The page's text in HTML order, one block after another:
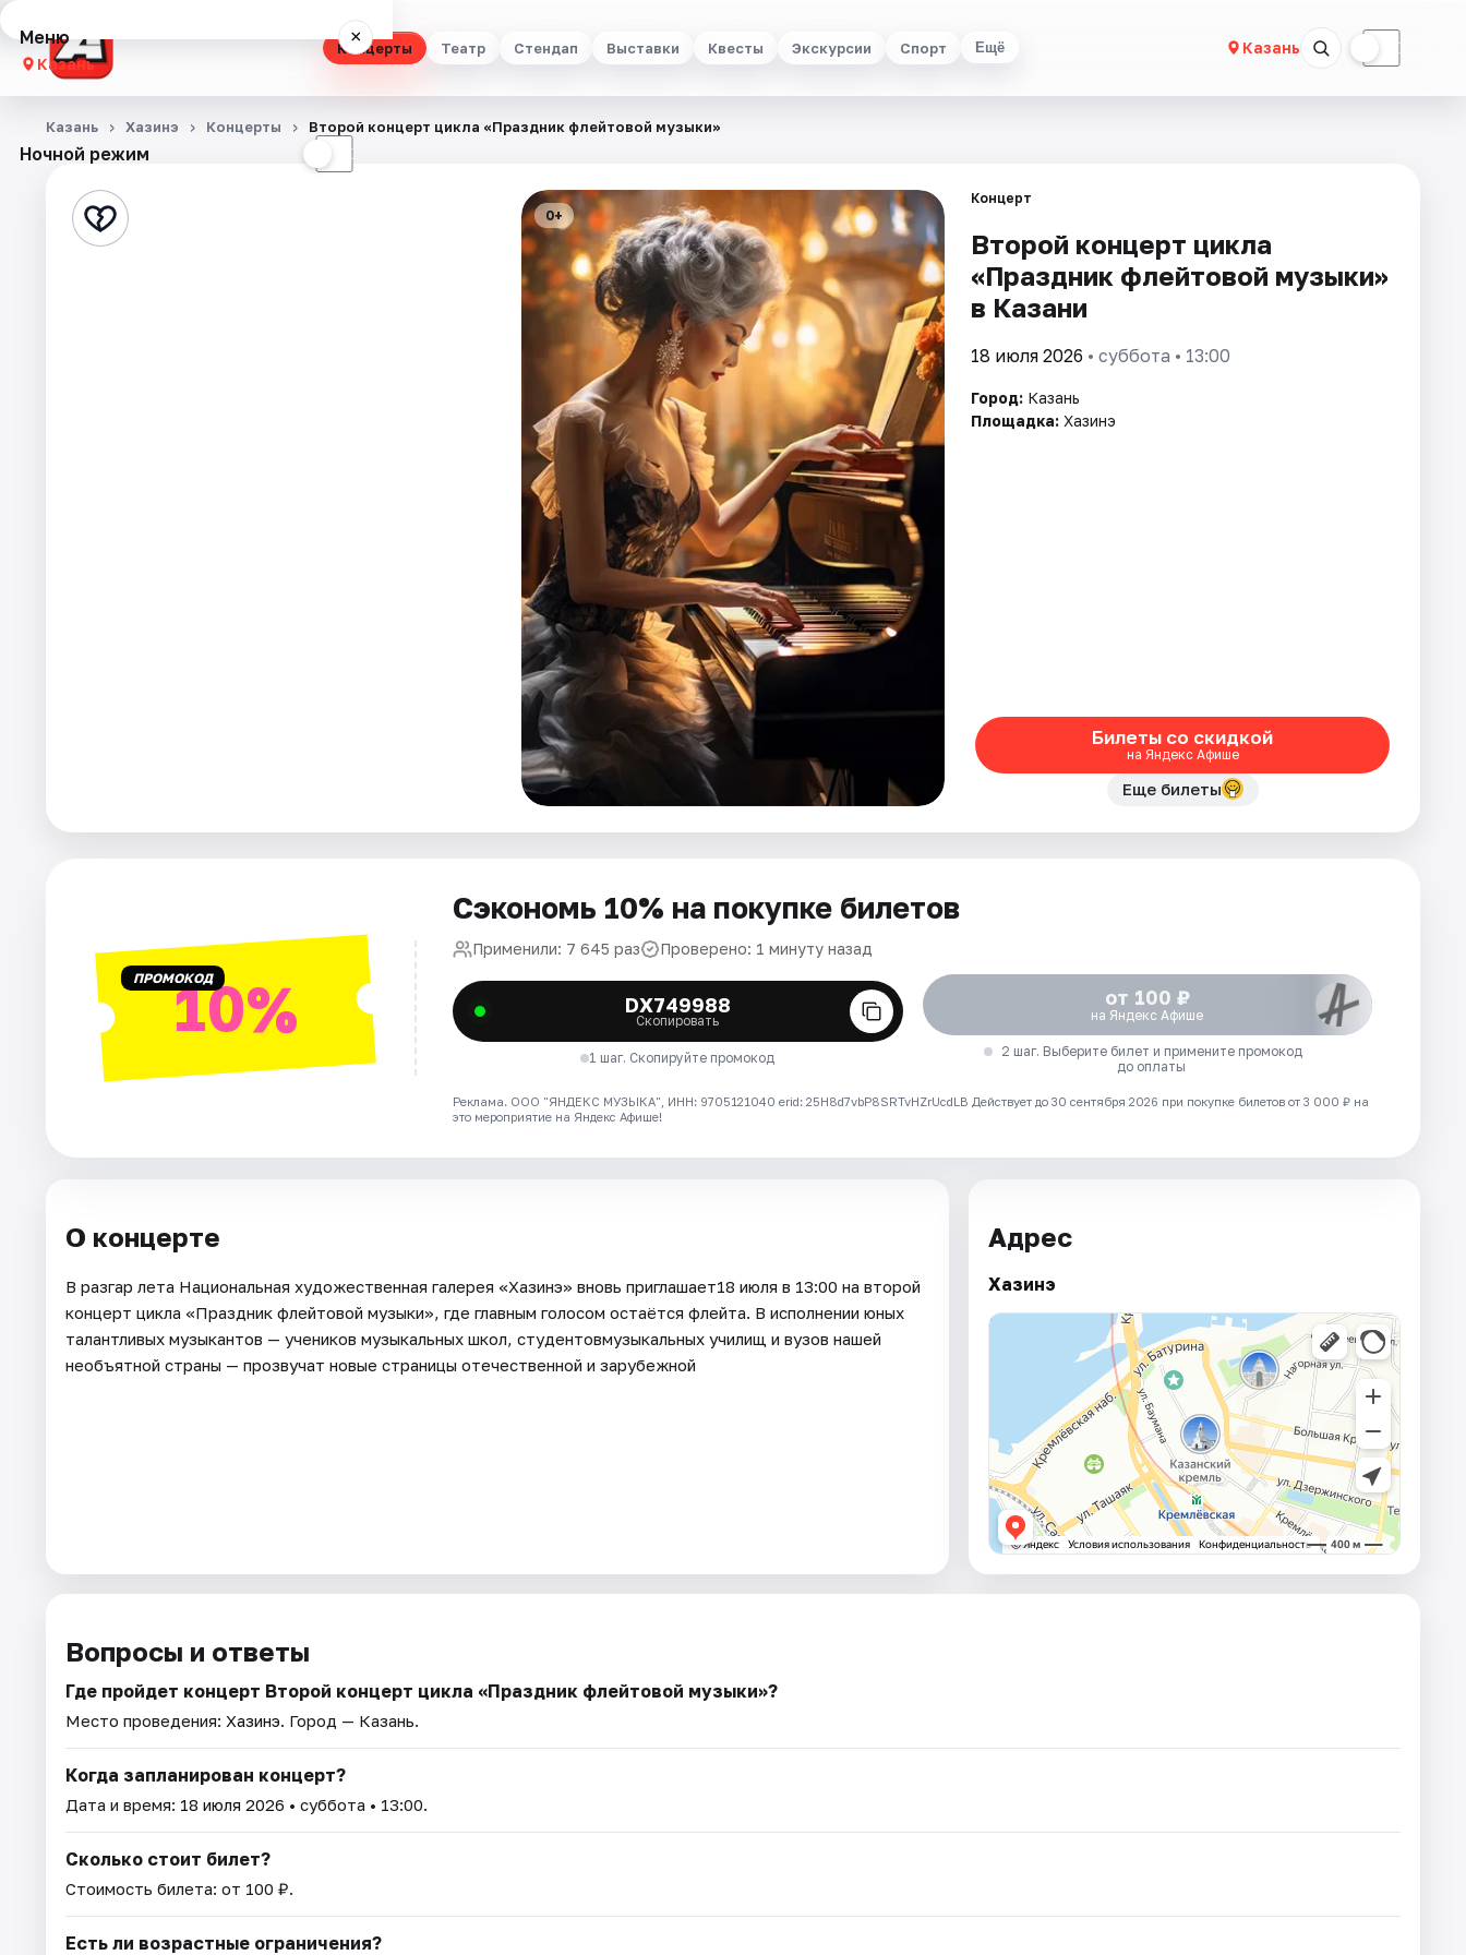
Концерты Театр Стендап Выставки Квесты Экскурсии Спорт Ещё Казань ☾
Меню ×
Казань
Концерты
Стендап
Ночной режим ☾
Казань Хазинэ Концерты Второй концерт цикла «Праздник флейтовой музыки»
0+
Концерт
Второй концерт цикла
«Праздник флейтовой музыки»
в Казани
18 июля 2026 • суббота • 13:00
Город: Казань
Площадка: Хазинэ
Билеты со скидкой
на Яндекс Афише
Еще билеты
ПРОМОКОД10%
Сэкономь 10% на покупке билетов
Применили: 7 645 раз Проверено: 1 минуту назад
DX749988
Скопировать
1 шаг. Скопируйте промокод
от 100 ₽
на Яндекс Афише
2 шаг. Выберите билет и примените промокод
до оплаты
Реклама. ООО "ЯНДЕКС МУЗЫКА", ИНН: 9705121040 erid: 25H8d7vbP8SRTvHZrUcdLB Действует до 30 сентября 2026 при покупке билетов от 3 000 ₽ на
это мероприятие на Яндекс Афише!
О концерте
В разгар лета Национальная художественная галерея «Хазинэ» вновь приглашает18 июля в 13:00 на второй
концерт цикла «Праздник флейтовой музыки», где главным голосом остаётся флейта. В исполнении юных
талантливых музыкантов — учеников музыкальных школ, студентовмузыкальных училищ и вузов нашей
необъятной страны — прозвучат новые страницы отечественной и зарубежной
Адрес
Хазинэ
Вопросы и ответы
Где пройдет концерт Второй концерт цикла «Праздник флейтовой музыки»?
Место проведения: Хазинэ. Город — Казань.
Когда запланирован концерт?
Дата и время: 18 июля 2026 • суббота • 13:00.
Сколько стоит билет?
Стоимость билета: от 100 ₽.
Есть ли возрастные ограничения?